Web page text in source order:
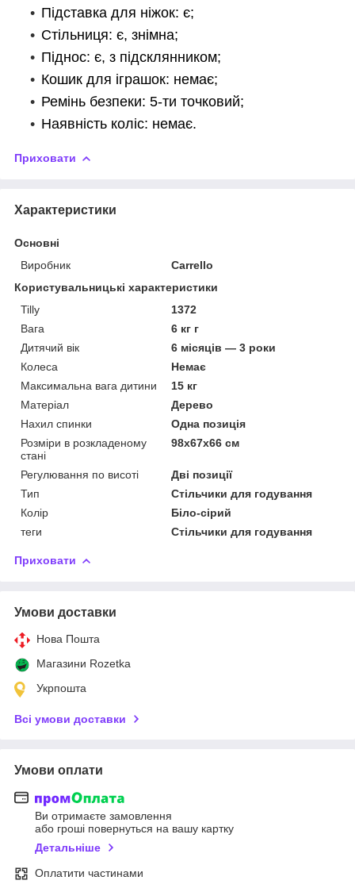
Підставка для ніжок: є;
Стільниця: є, знімна;
Піднос: є, з підсклянником;
Кошик для іграшок: немає;
Ремінь безпеки: 5-ти точковий;
Наявність коліс: немає.
Приховати
Характеристики
Основні
Виробник
Carrello
Користувальницькі характеристики
Tilly
1372
Вага
6 кг г
Дитячий вік
6 місяців — 3 роки
Колеса
Немає
Максимальна вага дитини
15 кг
Матеріал
Дерево
Нахил спинки
Одна позиція
Розміри в розкладеному
стані
98х67х66 см
Регулювання по висоті
Дві позиції
Тип
Стільчики для годування
Колір
Біло-сірий
теги
Стільчики для годування
Приховати
Умови доставки
Нова Пошта
Магазини Rozetka
Укрпошта
Всі умови доставки
Умови оплати
Ви отримаєте замовлення
або гроші повернуться на вашу картку
Детальніше
Оплатити частинами